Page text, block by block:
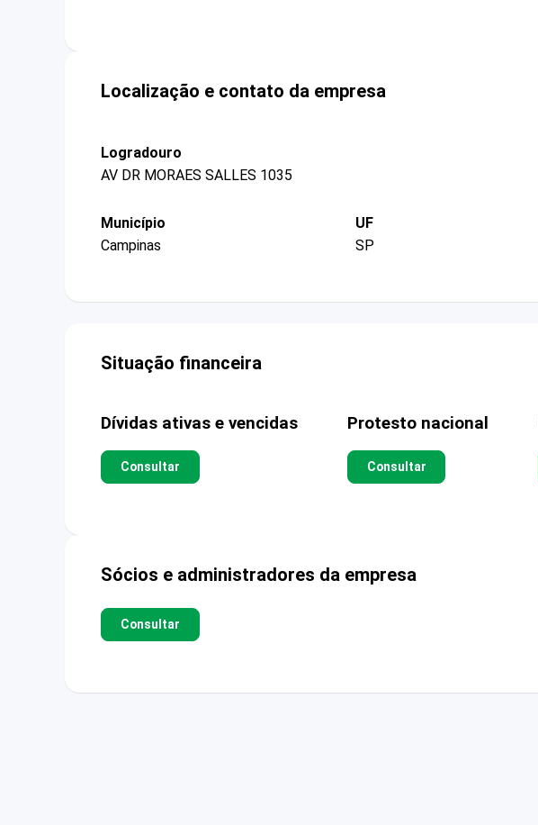
Localização e contato da empresa
Logradouro
AV DR MORAES SALLES 1035
Município
Campinas
UF
SP
Situação financeira
Dívidas ativas e vencidas
Consultar
Protesto nacional
Consultar
Sócios e administradores da empresa
Consultar